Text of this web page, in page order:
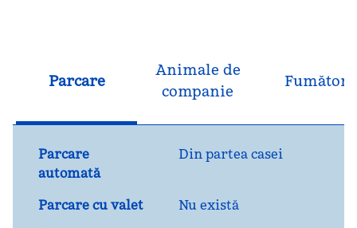
Parcare
Animale de
companie
Fumători
Parcare
automată
Din partea casei
Parcare cu valet
Nu există